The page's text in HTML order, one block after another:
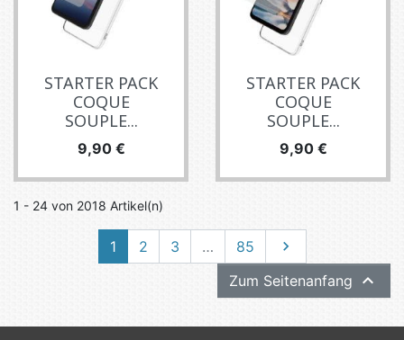
STARTER PACK
COQUE
SOUPLE...
Preis
9,90 €
STARTER PACK
COQUE
SOUPLE...
Preis
9,90 €
1 - 24 von 2018 Artikel(n)
1 2 3 … 85 Weiter

Zum Seitenanfang 